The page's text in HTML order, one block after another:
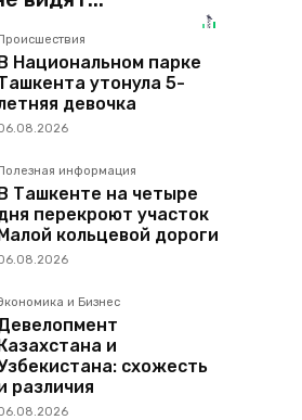
Национальном парке
утонула 5-
девочка
информация
Ташкенте на четыре
перекроют участок
кольцевой дороги
и Бизнес
и
схожесть
различия